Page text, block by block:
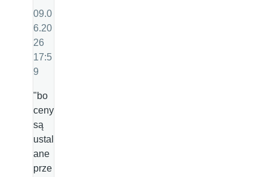
09.0
6.20
26
17:5
9
"bo
ceny
są
ustal
ane
prze